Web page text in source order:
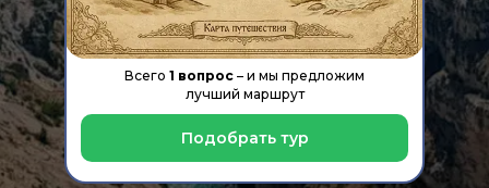
Всего 1 вопрос – и мы предложим
лучший маршрут
Подобрать тур